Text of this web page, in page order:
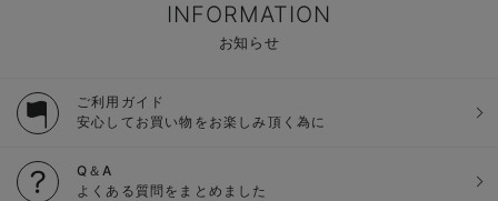
INFORMATION
お知らせ
ご利用ガイド
安心してお買い物をお楽しみ頂く為に
Q＆A
よくある質問をまとめました